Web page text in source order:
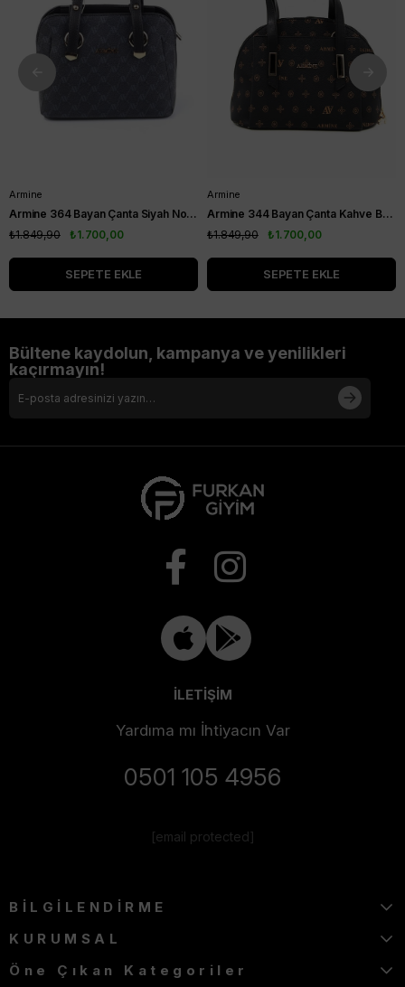
Armine
Armine 364 Bayan Çanta Siyah Noktalı
₺1.700,00
₺1.849,90
SEPETE EKLE
Armine
Armine 344 Bayan Çanta Kahve Baskılı
₺1.700,00
₺1.849,90
SEPETE EKLE
Bültene kaydolun, kampanya ve yenilikleri
kaçırmayın!
İLETİŞİM
Yardıma mı İhtiyacın Var
0501 105 4956
[email protected]
BİLGİLENDİRME
KURUMSAL
Öne Çıkan Kategoriler